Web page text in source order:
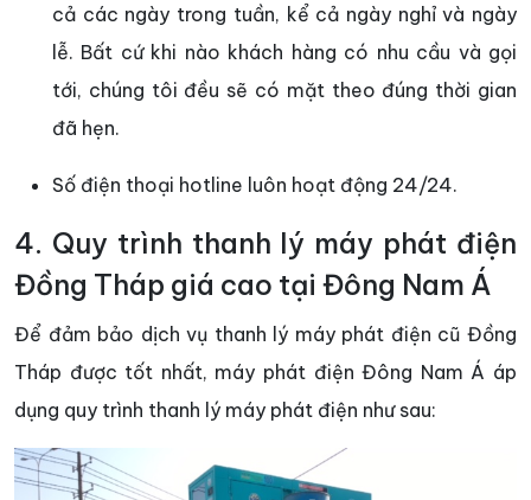
cả các ngày trong tuần, kể cả ngày nghỉ và ngày
lễ. Bất cứ khi nào khách hàng có nhu cầu và gọi
tới, chúng tôi đều sẽ có mặt theo đúng thời gian
đã hẹn.
Số điện thoại hotline luôn hoạt động 24/24.
4. Quy trình thanh lý máy phát điện
Đồng Tháp giá cao tại Đông Nam Á
Để đảm bảo dịch vụ thanh lý máy phát điện cũ Đồng
Tháp được tốt nhất, máy phát điện Đông Nam Á áp
dụng quy trình thanh lý máy phát điện như sau: